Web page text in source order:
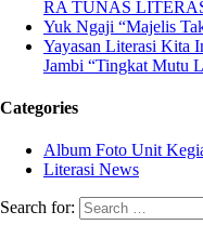
RA TUNAS
Yuk Ngaji “Majelis
Yayasan Literasi Kita
Jambi “Tingkat Mutu
Categories
Album Foto Unit
Literasi News
Search for: